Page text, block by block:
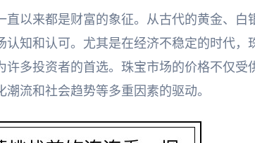
以来都是财富的象征。从古代的黄金、白
知和认可。尤其是在经济不稳定的时代，
多投资者的首选。珠宝市场的价格不仅受
流和社会趋势等多重因素的驱动。